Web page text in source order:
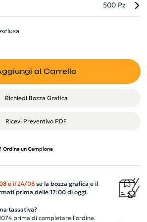
500 Pz
al Carrello
Richiedi Bozza Grafica
Ricevi Preventivo PDF
Ordina un Campione
e il 24/08se la bozza grafica e il
prima delle 17:00 di oggi.
tassativa?
prima di completare l’ordine.